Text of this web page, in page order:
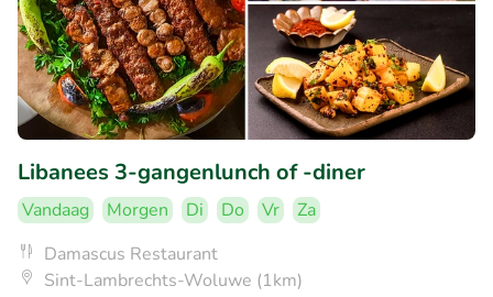
Libanees 3-gangenlunch of -diner
Vandaag Morgen Di Do Vr
Za
Damascus Restaurant
Sint-Lambrechts-Woluwe (1km)